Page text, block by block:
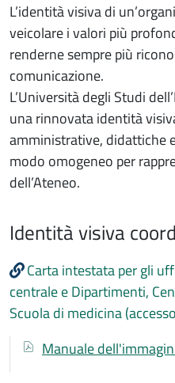
L’identità visiva di
veicolare i valori più
renderne sempre più
comunicazione.
L’Università degli Studi
una rinnovata identità
amministrative, didattiche
modo omogeneo per
dell’Ateneo.
Identità visiva
Carta intestata per gli
centrale e Dipartimenti,
Scuola di medicina
Documenti
Documento
Manuale